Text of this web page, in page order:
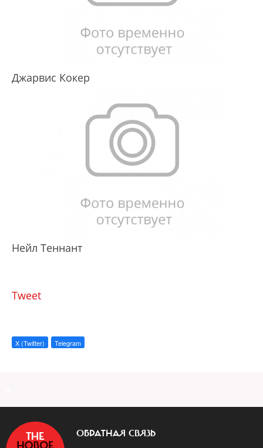
Джарвис Кокер
Нейл Теннант
Tweet
X (Twitter) Telegram
ОБРАТНАЯ СВЯЗЬ